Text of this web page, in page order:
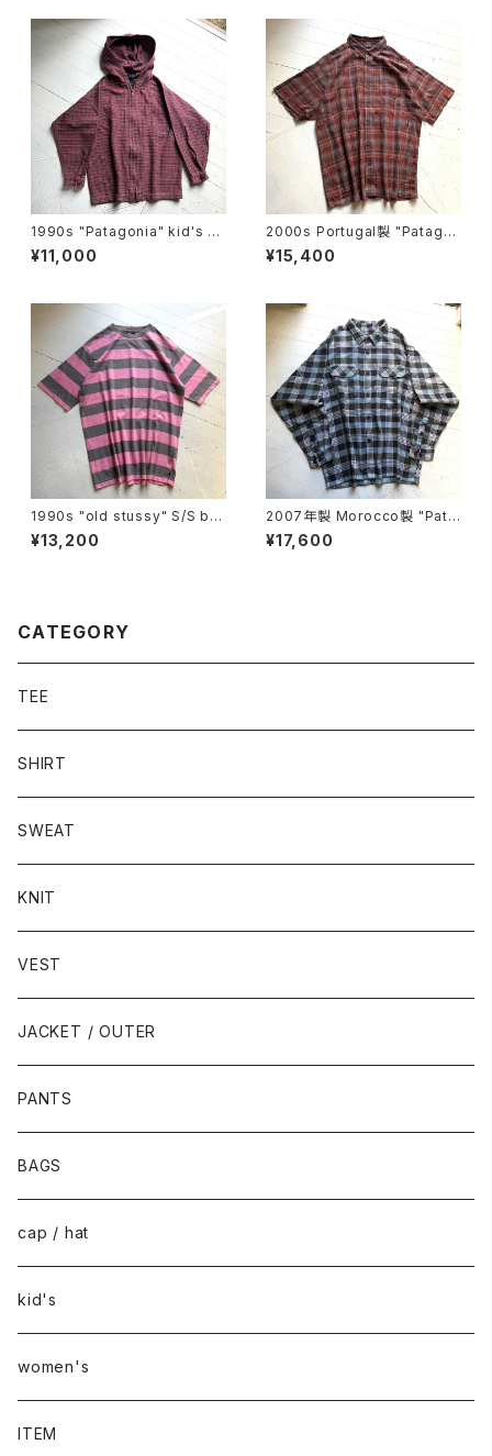
1990s "Patagonia" kid's ho
ody
¥11,000
2000s Portugal製 "Patago
nia" A/C Yarn-Dye shirt
¥15,400
1990s "old stussy" S/S bo
arder T-shirt
¥13,200
2007年製 Morocco製 "Pata
gonia" heavy flannel shirt
¥17,600
CATEGORY
TEE
SHIRT
SWEAT
KNIT
VEST
JACKET / OUTER
PANTS
BAGS
cap / hat
kid's
women's
ITEM